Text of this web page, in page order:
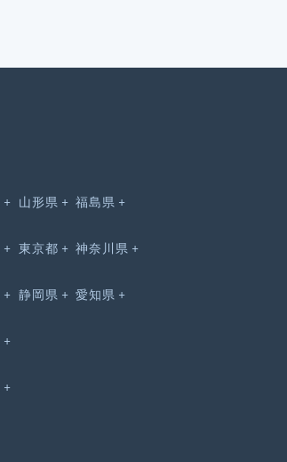
山形県 福島県
東京都 神奈川県
静岡県 愛知県